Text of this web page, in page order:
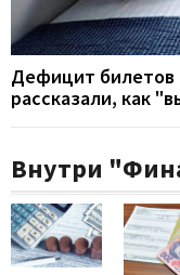
Дефицит билетов
рассказали, как
Внутри